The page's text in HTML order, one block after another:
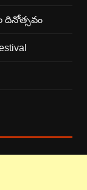
దినోత్సవం